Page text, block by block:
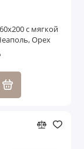
с мягкой
Орех